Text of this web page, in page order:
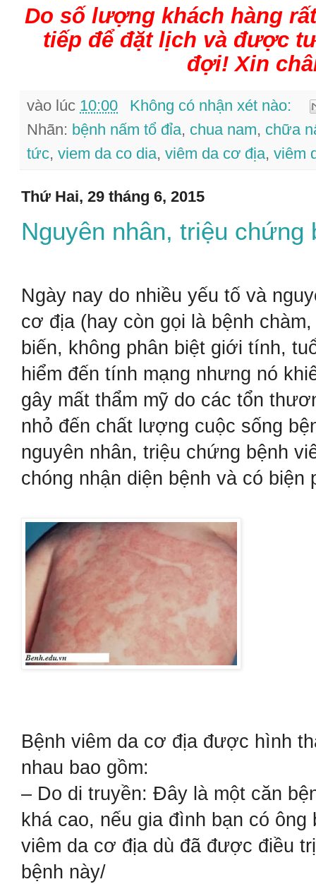
Do số lượng khách hàng
tiếp để đặt lịch và được
đợi!Xin
vào lúc 10:00
Không có nhận xét nào:
Nhãn: bệnh nấm tổ đỉa, chua nam, chữa
tức, viem da co dia, viêm da cơ địa, viêm
Thứ Hai, 29 tháng 6, 2015
Nguyên nhân, triệu chứng
Ngày nay do nhiều yếu tố và
cơ địa (hay còn gọi là bệnh
biến, không phân biệt giới tính,
hiểm đến tính mạng nhưng nó
gây mất thẩm mỹ do các tổn
nhỏ đến chất lượng cuộc sống
nguyên nhân, triệu chứng bệnh
chóng nhận diện bệnh và có
Bệnh viêm da cơ địa được hình
nhau bao gồm:
– Do di truyền: Đây là một căn
khá cao, nếu gia đình bạn có
viêm da cơ địa dù đã được điều
bệnh này/